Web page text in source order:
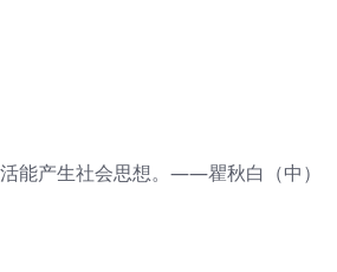
能产生社会思想。——瞿秋白（中）